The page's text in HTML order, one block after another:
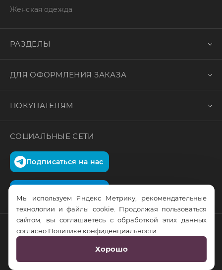
Женская одежда
РАЗДЕЛЫ
ДЛЯ ОФОРМЛЕНИЯ ЗАКАЗА
ПОКУПАТЕЛЯМ
СОЦИАЛЬНЫЕ СЕТИ
Подписаться на нас
© RusTrus. 2011-2026. Все права защищены
RS Digital
Мы используем Яндекс Метрику, рекомендательные
технологии и файлы cookie. Продолжая пользоваться
сайтом, вы соглашаетесь с обработкой этих данных
согласно Политике конфиденциальности
Хорошо